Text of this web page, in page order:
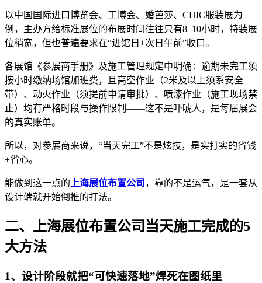
以中国国际进口博览会、工博会、婚芭莎、CHIC服装展为
例，主办方给标准展位的布展时间往往只有8–10小时，特装展
位稍宽，但也普遍要求在“进馆日+次日午前”收口。
各展馆《参展商手册》及施工管理规定中明确：逾期未完工须
按小时缴纳场馆加班费，且高空作业（2米及以上须系安全
带）、动火作业（须提前申请审批）、喷漆作业（施工现场禁
止）均有严格时段与操作限制——这不是吓唬人，是每届展会
的真实账单。
所以，对参展商来说，“当天完工”不是炫技，是实打实的省钱
+省心。
能做到这一点的 上海展位布置公司 ，靠的不是运气，是一套从
设计端就开始倒推的打法。
二、上海展位布置公司当天施工完成的5
大方法
1、设计阶段就把“可快速落地”焊死在图纸里